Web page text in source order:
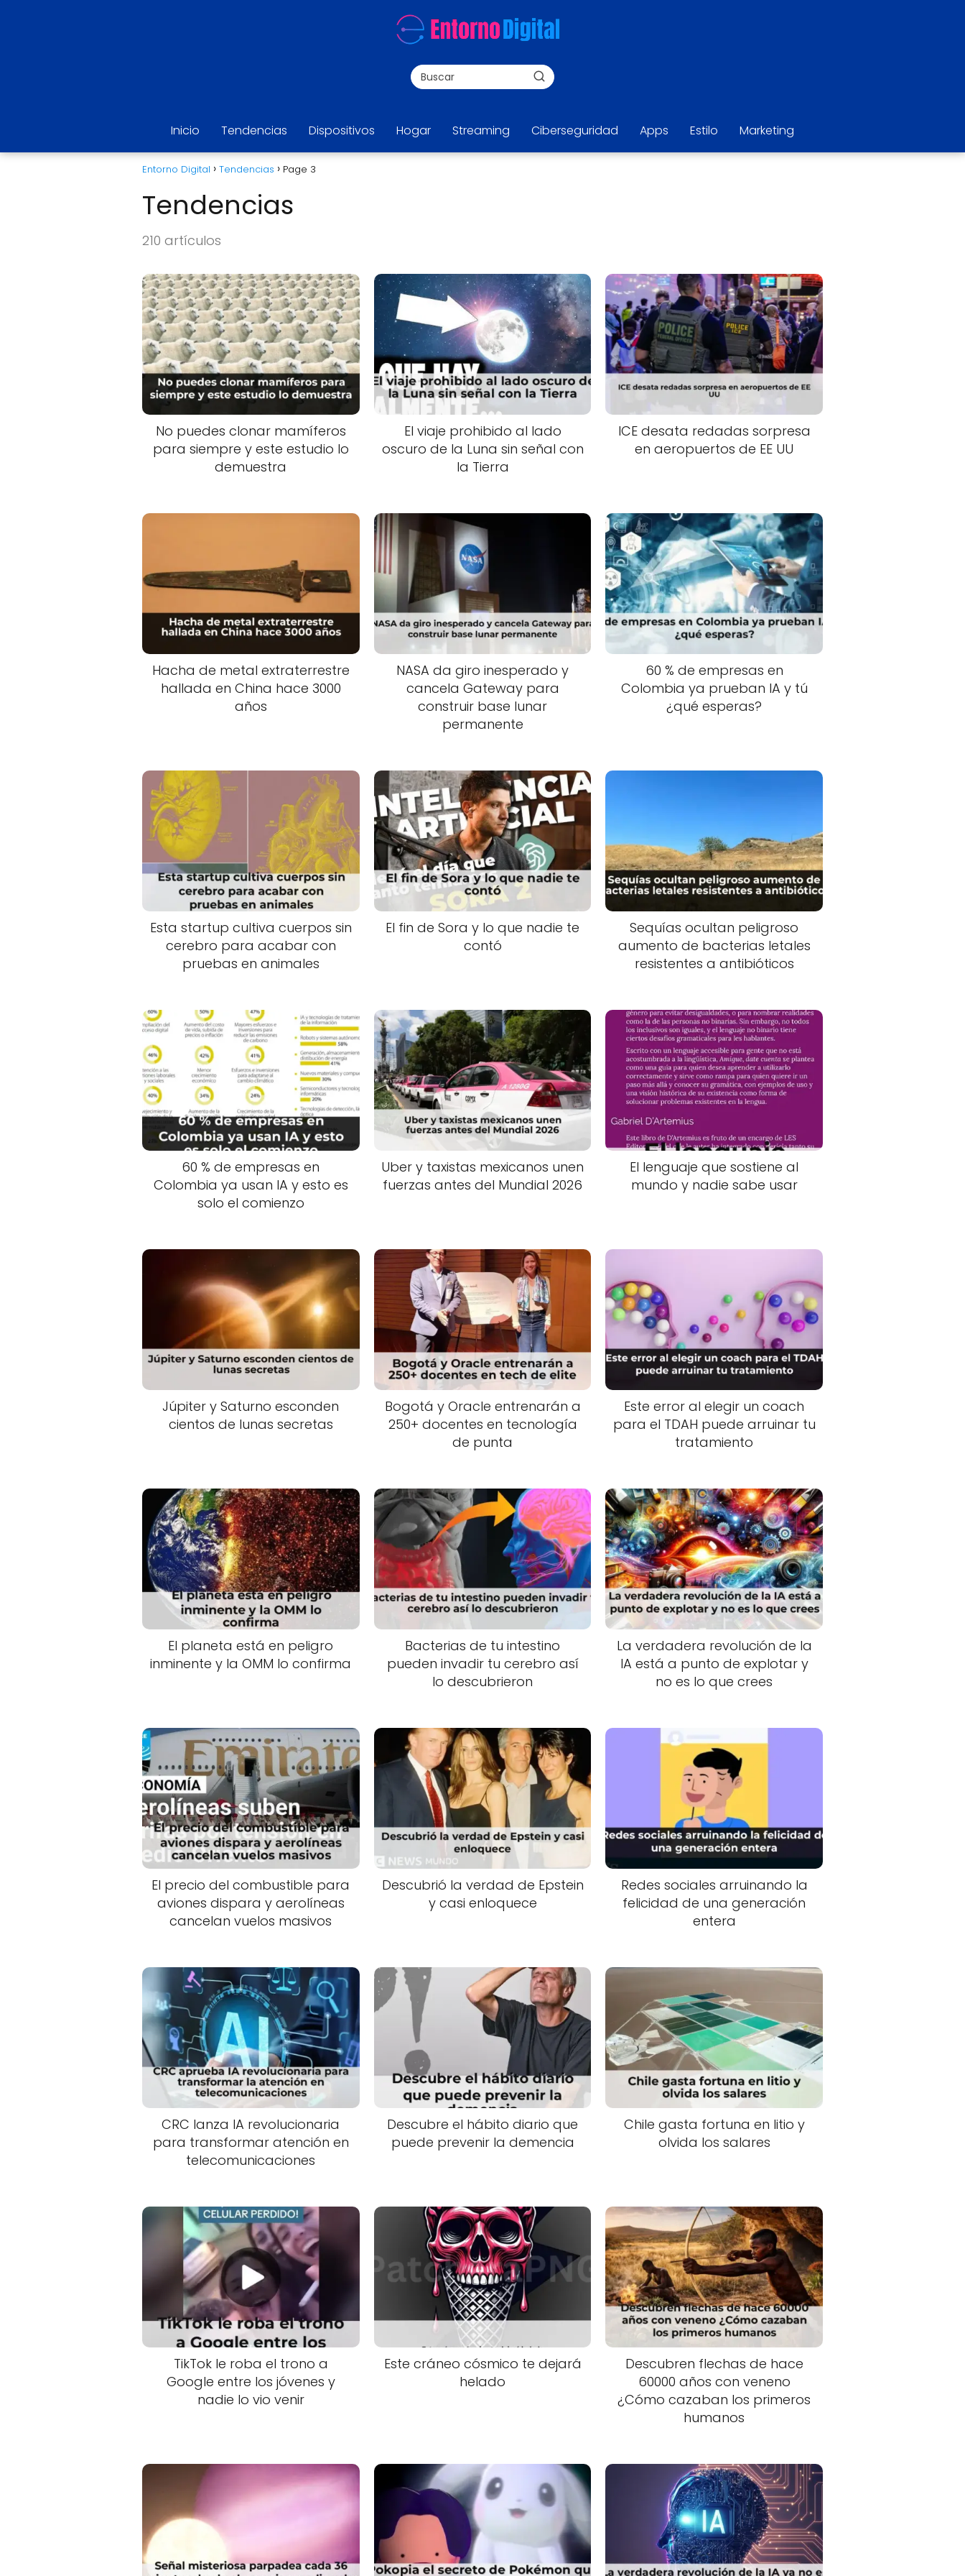
Inicio Tendencias Dispositivos Hogar Streaming Ciberseguridad Apps Estilo Marketing
Entorno Digital Tendencias Page 3
Tendencias
210 artículos
No puedes clonar mamíferos
para siempre y este estudio lo
demuestra
El viaje prohibido al lado
oscuro de la Luna sin señal con
la Tierra
ICE desata redadas sorpresa
en aeropuertos de EE UU
Hacha de metal extraterrestre
hallada en China hace 3000
años
NASA da giro inesperado y
cancela Gateway para
construir base lunar
permanente
60 % de empresas en
Colombia ya prueban IA y tú
¿qué esperas?
Esta startup cultiva cuerpos sin
cerebro para acabar con
pruebas en animales
El fin de Sora y lo que nadie te
contó
Sequías ocultan peligroso
aumento de bacterias letales
resistentes a antibióticos
60 % de empresas en
Colombia ya usan IA y esto es
solo el comienzo
Uber y taxistas mexicanos unen
fuerzas antes del Mundial 2026
El lenguaje que sostiene al
mundo y nadie sabe usar
Júpiter y Saturno esconden
cientos de lunas secretas
Bogotá y Oracle entrenarán a
250+ docentes en tecnología
de punta
Este error al elegir un coach
para el TDAH puede arruinar tu
tratamiento
El planeta está en peligro
inminente y la OMM lo confirma
Bacterias de tu intestino
pueden invadir tu cerebro así
lo descubrieron
La verdadera revolución de la
IA está a punto de explotar y
no es lo que crees
El precio del combustible para
aviones dispara y aerolíneas
cancelan vuelos masivos
Descubrió la verdad de Epstein
y casi enloquece
Redes sociales arruinando la
felicidad de una generación
entera
CRC lanza IA revolucionaria
para transformar atención en
telecomunicaciones
Descubre el hábito diario que
puede prevenir la demencia
Chile gasta fortuna en litio y
olvida los salares
TikTok le roba el trono a
Google entre los jóvenes y
nadie lo vio venir
Este cráneo cósmico te dejará
helado
Descubren flechas de hace
60000 años con veneno
¿Cómo cazaban los primeros
humanos